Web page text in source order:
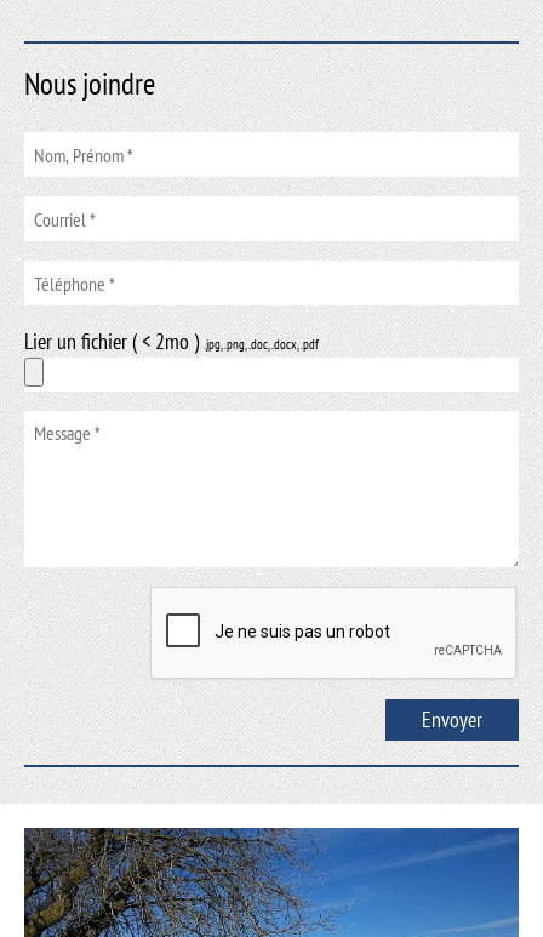
Nous joindre
Lier un fichier ( < 2mo ).jpg, .png, .doc, .docx, .pdf